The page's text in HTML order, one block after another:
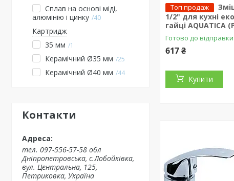
Сплав на основі міді,
алюмінію і цинку 40
Картридж
35 мм
1
Керамічний Ø35 мм 25
Керамічний Ø40 мм 44
Контакти
тел. 097-556-57-58 обл
Дніпропетровська, с.Лобойківка,
вул. Центральна, 125,
Петриковка, Україна
Топ продаж
1/2" для кухні
гайці AQUATICA
Готово до відправки
617 ₴
Купити